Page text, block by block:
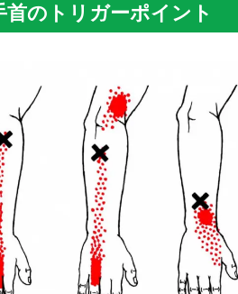
首のトリガーポイント